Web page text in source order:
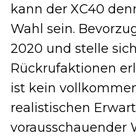
kann der XC40
Wahl sein.
2020 und stelle
Rückrufaktionen
ist kein
realistischen
vorausschauender